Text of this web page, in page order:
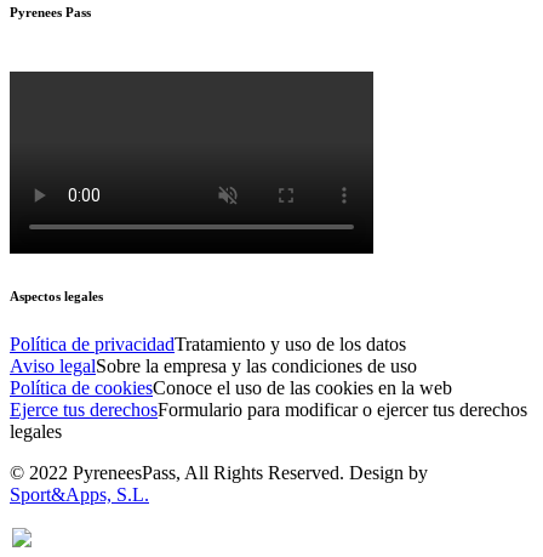
Pyrenees Pass
Aspectos legales
Política de privacidadTratamiento y uso de los datos
Aviso legalSobre la empresa y las condiciones de uso
Política de cookiesConoce el uso de las cookies en la web
Ejerce tus derechosFormulario para modificar o ejercer tus derechos
legales
© 2022 PyreneesPass, All Rights Reserved. Design by
Sport&Apps, S.L.